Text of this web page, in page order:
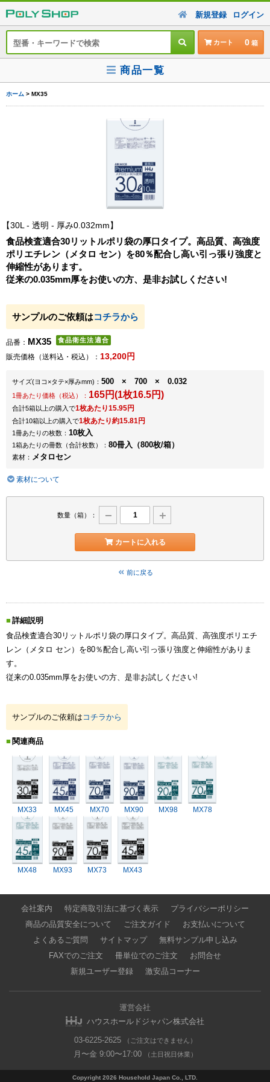
新規登録 ログイン
カート 0
商品一覧
ホーム > MX35
30L - 透明 - 厚み0.032mm
食品検査適合30リットルポリ袋の厚口タイプ。高品質、高強度
ポリエチレン（メタロ セン）を80％配合し高い引っ張り強度と
伸縮性があります。
従来の0.035mm厚をお使いの方、是非お試しください!
サンプルのご依頼はコチラから
品番： MX35
販売価格（送料込・税込）： 13,200円
サイズ(ヨコ×タテ×厚みmm) ： 500 × 700 × 0.032
1冊あたり価格（税込）： 165円(1枚16.5円)
合計5箱以上の購入で1枚あたり15.95円
合計10箱以上の購入で1枚あたり約15.81円
1冊あたりの枚数： 10枚入
1箱あたりの冊数（合計枚数）： 80冊入（800枚/箱）
素材： メタロセン
素材について
数量（箱）：
カートに入れる
前に戻る
詳細説明
食品検査適合30リットルポリ袋の厚口タイプ。高品質、高強度ポリエチ
レン（メタロ セン）を80％配合し高い引っ張り強度と伸縮性がありま
す。
従来の0.035mm厚をお使いの方、是非お試しください!
サンプルのご依頼は コチラから
関連商品
MX33 MX45 MX70 MX90 MX98 MX78
MX48 MX93 MX73 MX43
会社案内 特定商取引法に基づく表示
プライバシーポリシー
商品の品質安全について
ご注文ガイド
お支払いについて
よくあるご質問
サイトマップ
無料サンプル申し込み
FAXでのご注文
冊単位でのご注文
お問合せ
新規ユーザー登録
激安品コーナー
運営会社
ハウスホールドジャパン株式会社
03-6225-2625 （ご注文はできません）
月〜金 9:00〜17:00 （土日祝日休業）
Copyright 2026 Household Japan Co., LTD.